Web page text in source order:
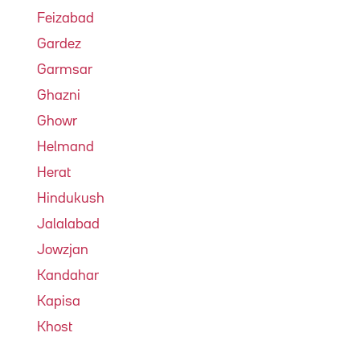
Feizabad
Gardez
Garmsar
Ghazni
Ghowr
Helmand
Herat
Hindukush
Jalalabad
Jowzjan
Kandahar
Kapisa
Khost